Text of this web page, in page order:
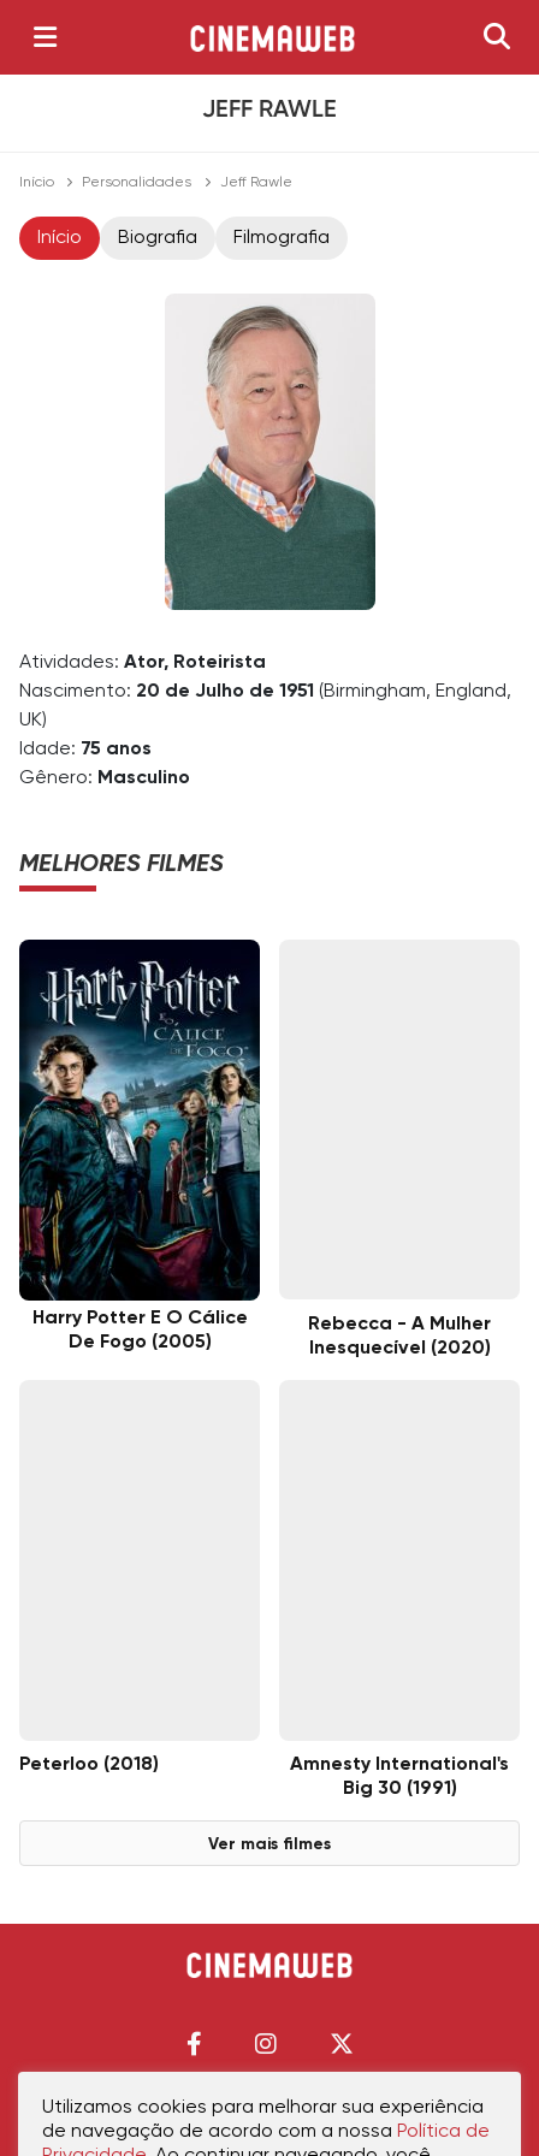
JEFF RAWLE
Início Personalidades Jeff Rawle
Início Biografia Filmografia
Atividades: Ator, Roteirista
Nascimento: 20 de Julho de 1951 (Birmingham, England,
UK)
Idade: 75 anos
Gênero: Masculino
MELHORES FILMES
Harry Potter E O Cálice
De Fogo (2005)
Rebecca - A Mulher
Inesquecível (2020)
Peterloo (2018)
Amnesty International's
Big 30 (1991)
Ver mais filmes
Início Política de PrivacidadePolítica de CookiesContatoSobre Nós
Utilizamos cookies para melhorar sua experiência
de navegação de acordo com a nossa Política de